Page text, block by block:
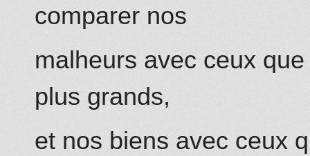
comparer nos
malheurs avec ceux
plus grands,
et nos biens avec ceux